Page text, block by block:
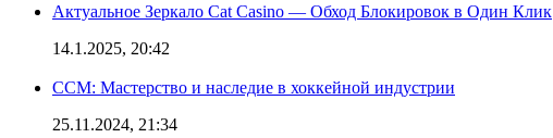
Актуальное Зеркало Cat Casino — Обход Блокировок в Один Клик
14.1.2025, 20:42
CCM: Мастерство и наследие в хоккейной индустрии
25.11.2024, 21:34